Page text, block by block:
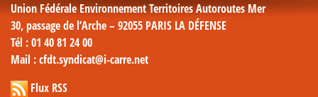
Union Fédérale Environnement Territoires Autoroutes Mer
30, passage de l’Arche – 92055 PARIS LA DÉFENSE
Tél : 01 40 81 24 00
Mail : cfdt.syndicat@i-carre.net
Flux RSS